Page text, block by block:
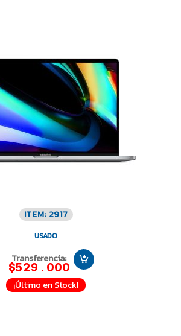
ITEM: 2917
USADO
Transferencia:
$529.000
¡Último en Stock!